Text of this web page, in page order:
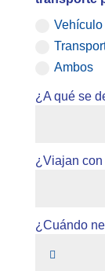
Ambos
¿A qué se
¿Viajan
¿Cuándo
